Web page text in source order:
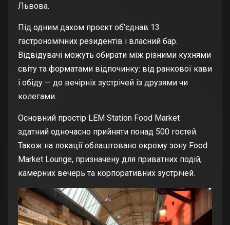
Львова.
Під одним дахом проєкт об’єднав 13
гастрономічних резидентів і власний бар.
Відвідувачі можуть обирати між різними кухнями
світу та форматами відпочинку: від ранкової кави
і обіду — до вечірніх зустрічей із друзями чи
колегами.
Основний простір LEM Station Food Market
здатний одночасно прийняти понад 500 гостей.
Також на локації облаштовано окрему зону Food
Market Lounge, призначену для приватних подій,
камерних вечерь та корпоративних зустрічей.